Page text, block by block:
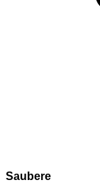
Saubere